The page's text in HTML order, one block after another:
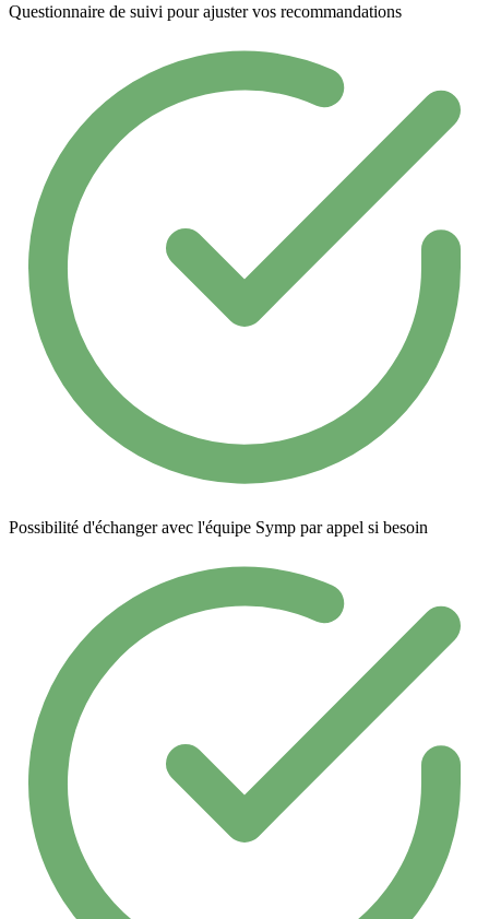
Questionnaire de suivi pour ajuster vos recommandations
Possibilité d'échanger avec l'équipe Symp par appel si besoin